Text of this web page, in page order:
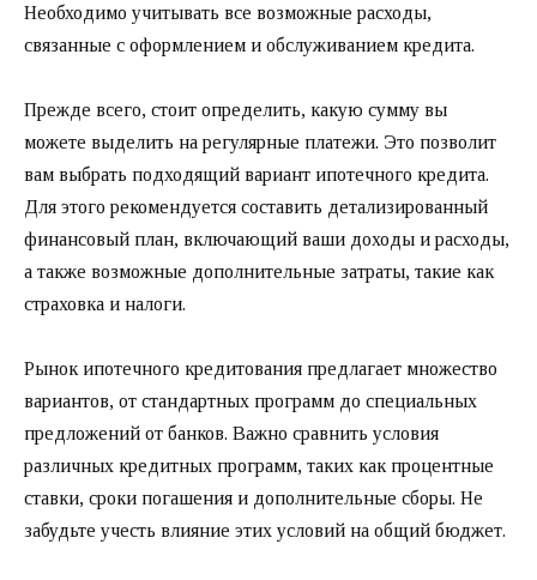
Необходимо учитывать все возможные расходы,
связанные с оформлением и обслуживанием кредита.
Прежде всего, стоит определить, какую сумму вы
можете выделить на регулярные платежи. Это позволит
вам выбрать подходящий вариант ипотечного кредита.
Для этого рекомендуется составить детализированный
финансовый план, включающий ваши доходы и расходы,
а также возможные дополнительные затраты, такие как
страховка и налоги.
Рынок ипотечного кредитования предлагает множество
вариантов, от стандартных программ до специальных
предложений от банков. Важно сравнить условия
различных кредитных программ, таких как процентные
ставки, сроки погашения и дополнительные сборы. Не
забудьте учесть влияние этих условий на общий бюджет.